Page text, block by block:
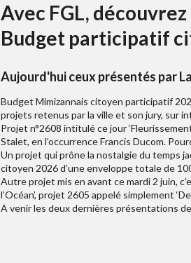
Avec FGL,
Budget participatif
Aujourd'hui ceux présentés par
Budget Mimizannais citoyen participatif
projets retenus par la ville et son jury, sur
Projet n°2608 intitulé ce jour
Stalet, en l’occurrence Francis Ducom.
Un projet qui prône la nostalgie du temps
citoyen 2026 d’une enveloppe totale de
Autre projet mis en avant ce mardi 2 juin,
l’Océan’, projet 2605 appelé simplement
A venir les deux dernières présentations